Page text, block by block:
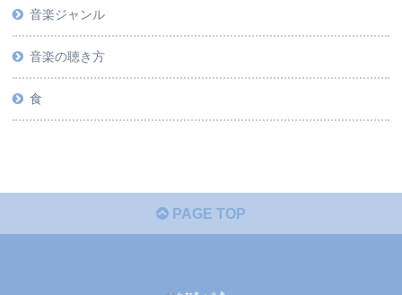
音楽ジャンル
音楽の聴き方
食
PAGE TOP